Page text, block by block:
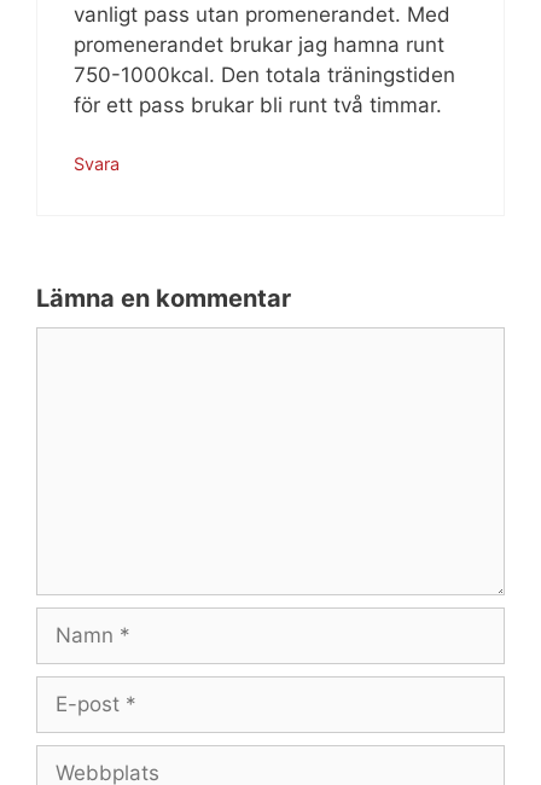
vanligt pass utan promenerandet. Med
promenerandet brukar jag hamna runt
750-1000kcal. Den totala träningstiden
för ett pass brukar bli runt två timmar.
Svara
Lämna en kommentar
post